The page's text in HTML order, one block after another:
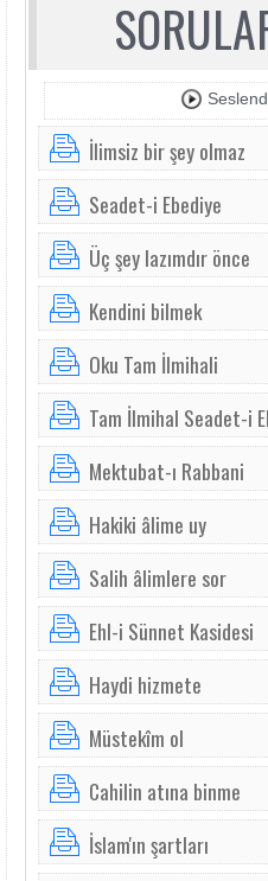
İlimsiz bir şey olmaz
Seadet-i Ebediye
Üç şey lazımdır önce
Kendini bilmek
Oku Tam İlmihali
Tam İlmihal Seadet-i
Mektubat-ı Rabbani
Hakiki âlime uy
Salih âlimlere sor
Ehl-i Sünnet Kasidesi
Haydi hizmete
Müstekîm ol
Cahilin atına binme
İslam'ın şartları